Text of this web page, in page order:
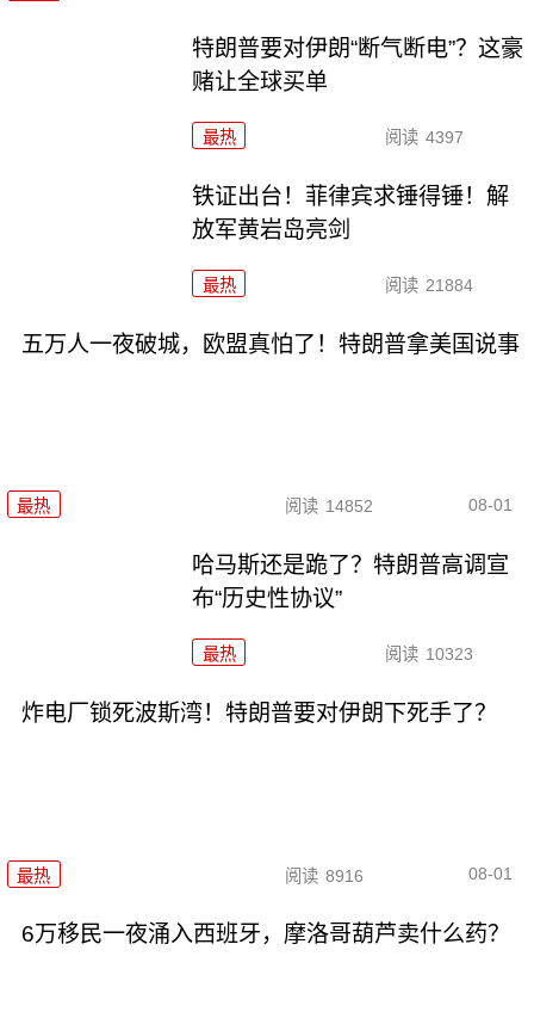
特朗普要对伊朗“断气断电”？这豪
赌让全球买单
最热 阅读 4397
铁证出台！菲律宾求锤得锤！解
放军黄岩岛亮剑
最热 阅读 21884
五万人一夜破城，欧盟真怕了！特朗普拿美国说事
最热 阅读 14852 08-01
哈马斯还是跪了？特朗普高调宣
布“历史性协议”
最热 阅读 10323
炸电厂锁死波斯湾！特朗普要对伊朗下死手了？
最热 阅读 8916 08-01
6万移民一夜涌入西班牙，摩洛哥葫芦卖什么药？